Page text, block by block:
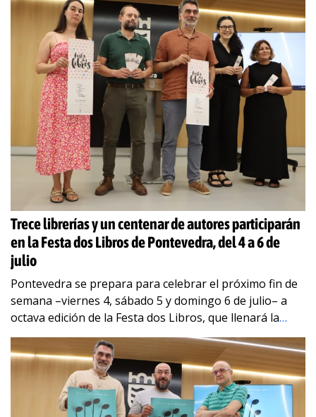
Trece librerías y un centenar de autores participarán
en la Festa dos Libros de Pontevedra, del 4 a 6 de
julio
Pontevedra se prepara para celebrar el próximo fin de
semana –viernes 4, sábado 5 y domingo 6 de julio– a
octava edición de la Festa dos Libros, que llenará la…